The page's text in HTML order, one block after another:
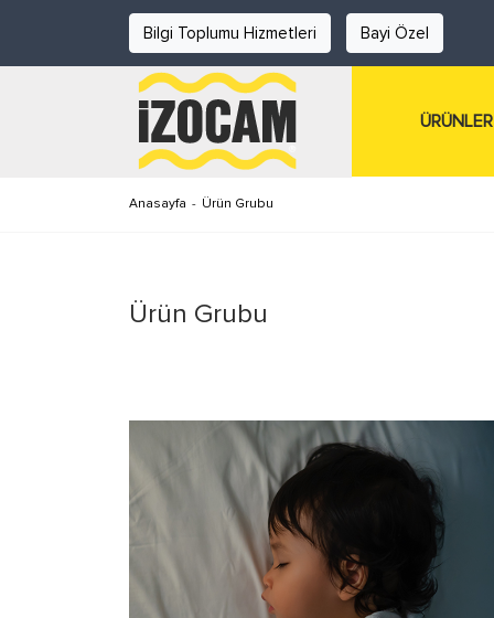
Bilgi Toplumu Hizmetleri Bayi Özel
ÜRÜNLER
Anasayfa - Ürün Grubu
Ürün Grubu